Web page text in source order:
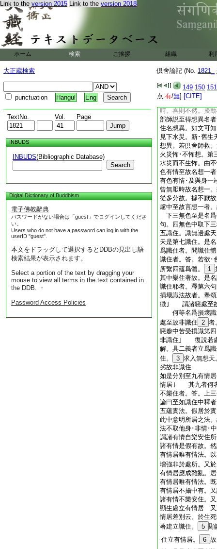
Link to the version 2015 Link to the version 2018
ホーム 検索 ご挨拶 組織 利
大正蔵検索
punctuation Hangul Eng
TextNo. Vol. Page
INBUDS
INBUDS(Bibliographic Database)
Search
Digital Dictionary of Buddhism
電子佛教辭典
パスワードがない場合は「guest」でログインしてくださ
い。
Users who do not have a password can log in with the
userID "guest".
本文をドラッグして選択するとDDBの見出し語
検索結果が表示されます。
Select a portion of the text by dragging your
mouse to view all terms in the text contained in
the DDB. ・
Password Access Policies
倶舍論記 (No. 1821_
149 150 151
点:有/無] [CITE]
二天 言身一者。
言身一。若望同地
而言身一當處相望
中無有表業等爲因
勝･劣。可得此依
中身有差別｣ 言
言想異 三受明義
知｣ 豈不遍淨想亦
淨樂･ 14 捨二想
遍淨天至擾動心故
時。喜則不然。
部師説至得想異名
住名想異。如文可
見下水災。新･舊生
想異。若倶舍師救
火災怖･不怖想。第
水災而不生怖。
色有情至故名想一
有色有情･及與身一
曾無厭時故名想一
從多分故。據不
慮中至故言想一者
下三無色至是名
句。四無色中取下
五識住。識無邊處
天是第七識住。
爲識住者。問識
識住者。答。若欲･
所繋四蘊爲體。
1
其中樂住著故。
識住耶者。釋第
損壞識法故者。
徴｣ 謂諸惡處至故
何等名爲損壞
處至故非識住 2 者
惡趣中苦受損識第
非識住｣ 復説若處
解。具二義者立爲
住。
3 求入無想天
劣故非識住
如是分別至九有情
情居｣ 其九者何
不樂住者。答。上
論曰至如識住中釋
五蘊實法。假居於
此中意明所居之法
法不取他身･非情･
謂諸有情自樂安住
諸有情是假有故。
有情居唯有情法。
増強非於處所。又
有情居應成雜亂。
有情居唯有情法。
有情居不攝中有。
諸有情不樂安住。
顯生處立有情居 又
情居差別云。於生
著建立識住。
5 顯
住立有情居。
6